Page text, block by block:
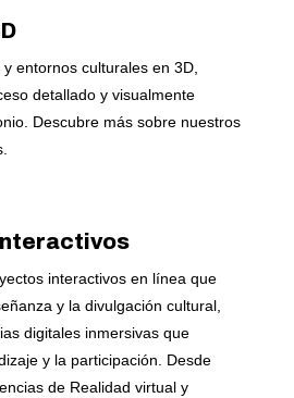
entornos culturales en 3D,
detallado y visualmente
Descubre más sobre nuestros
interactivos en línea que
y la divulgación cultural,
digitales inmersivas que
y la participación. Desde
de Realidad virtual y